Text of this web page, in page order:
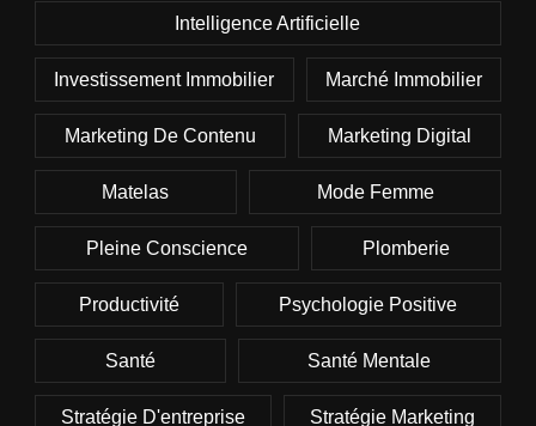
Intelligence Artificielle
Investissement Immobilier Marché Immobilier
Marketing De Contenu Marketing Digital
Matelas Mode Femme
Pleine Conscience Plomberie
Productivité Psychologie Positive
Santé Santé Mentale
Stratégie D'entreprise Stratégie Marketing